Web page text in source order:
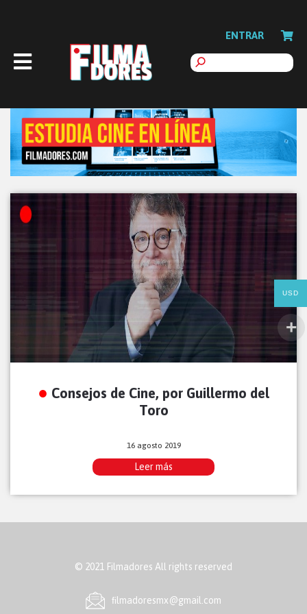
ENTRAR
Consejos de Cine, por Guillermo del
Toro
16 agosto 2019
Leer más
© 2021 Filmadores All rights reserved
ﬁlmadoresmx@gmail.com
USD